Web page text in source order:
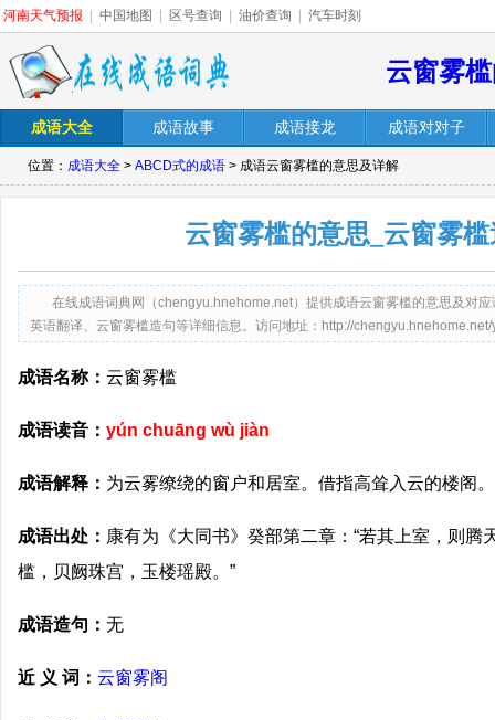
河南天气预报 中国地图 区号查询 油价查询 汽车时刻
云窗雾
成语大全 成语故事 成语接龙 成语对对子
位置： 成语大全 > ABCD式的成语 > 成语云窗雾槛的意思及详解
云窗雾槛的意思_云窗雾
在线成语词典网（chengyu.hnehome.net）提供成语云窗雾槛的意思及对
英语翻译、云窗雾槛造句等详细信息。访问地址：http://
成语名称： 云窗雾槛
成语读音： yún chuāng wù jiàn
成语解释： 为云雾缭绕的窗户和居室。借指高耸入云的楼阁
成语出处： 康有为《大同书》癸部第二章：“若其上室，则
槛，贝阙珠宫，玉楼瑶殿。”
成语造句： 无
近 义 词： 云窗雾阁